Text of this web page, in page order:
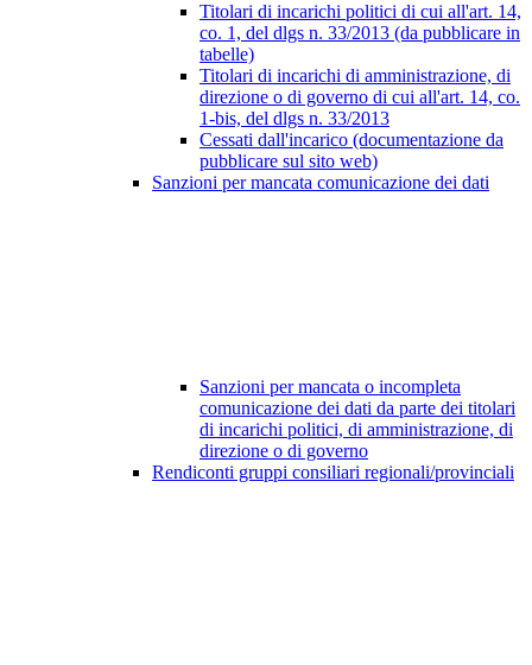
Titolari di incarichi politici di cui all'art. 14,
co. 1, del dlgs n. 33/2013 (da pubblicare in
tabelle)
Titolari di incarichi di amministrazione, di
direzione o di governo di cui all'art. 14, co.
1-bis, del dlgs n. 33/2013
Cessati dall'incarico (documentazione da
pubblicare sul sito web)
Sanzioni per mancata comunicazione dei dati
Sanzioni per mancata o incompleta
comunicazione dei dati da parte dei titolari
di incarichi politici, di amministrazione, di
direzione o di governo
Rendiconti gruppi consiliari regionali/provinciali